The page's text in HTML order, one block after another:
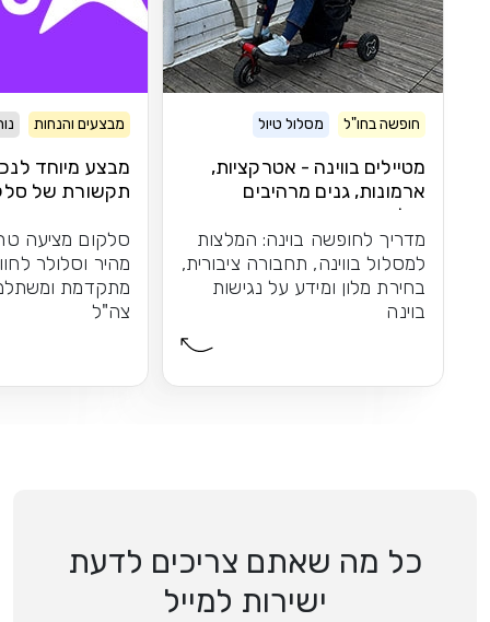
חופשה בחו"ל מסלול טיול
מטיילים בווינה - אטרקציות,
ארמונות, גנים מרהיבים
וקלאסיקה
מדריך לחופשה בוינה: המלצות
למסלול בווינה, תחבורה ציבורית,
בחירת מלון ומידע על נגישות
בוינה
מבצעים והנחות
מבצע מיוחד
תקשורת של
סלקום מציעה
מהיר וסלולר
מתקדמת
צה"ל
כל מה שאתם צריכים לדעת
ישירות למייל